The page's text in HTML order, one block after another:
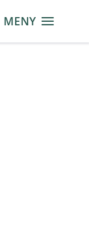
MENY